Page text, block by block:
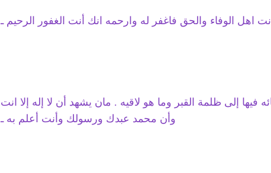
اهل الوفاء والحق فاغفر له وارحمه انك أنت الغفور الرحيم ـ
فيها إلى ظلمة القبر وما هو لاقيه . مان يشهد أن لا إله إلا انت
وأن محمد عبدك ورسولك وأنت أعلم به ـ